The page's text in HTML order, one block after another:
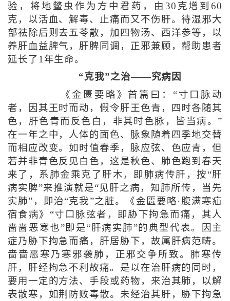
验，将地鳖虫作为方中君药，由30克增到60
克，以活血、解毒、止痛而又不伤肝。待湿邪大
部祛除后则去五苓散，加四物汤、西洋参等，以
养肝血益脾气，肝脾同调，正邪兼顾，帮助患者
延长了1年生命。
“克我”之治——究病因
《金匮要略》首篇曰：“寸口脉动
者，因其王时而动，假令肝王色青，四时各随其
色，肝色青而反色白，非其时色脉，皆当病。”
在一年之中，人体的面色、脉象随着四季地交替
而相应改变。如时值春季，脉应弦、色应青，但
若并非青色反见白色，这是秋色、肺色跑到春天
来了，系肺金乘克了肝木，即肺病传肝，按“肝
病实脾”来推演就是“见肝之病，知肺所传，当先
实肺”，即治“克我”之脏。《金匮要略·腹满寒疝
宿食病》“寸口脉弦者，即胁下拘急而痛，其人
啬啬恶寒也”即是“肝病实肺”的典型代表。因主
症乃胁下拘急而痛，肝居胁下，故属肝病范畴。
啬啬恶寒乃寒邪袭肺，正邪交争所致。肺寒传
肝，肝经拘急不利故痛。是以在治肝病的同时，
要用一定的方法、手段或药物，来治其肺，以解
表散寒，如荆防败毒散。未经治其肝，胁下拘急